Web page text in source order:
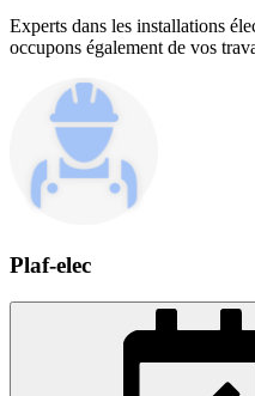
Experts dans les installations
occupons également de vos
Plaf-elec